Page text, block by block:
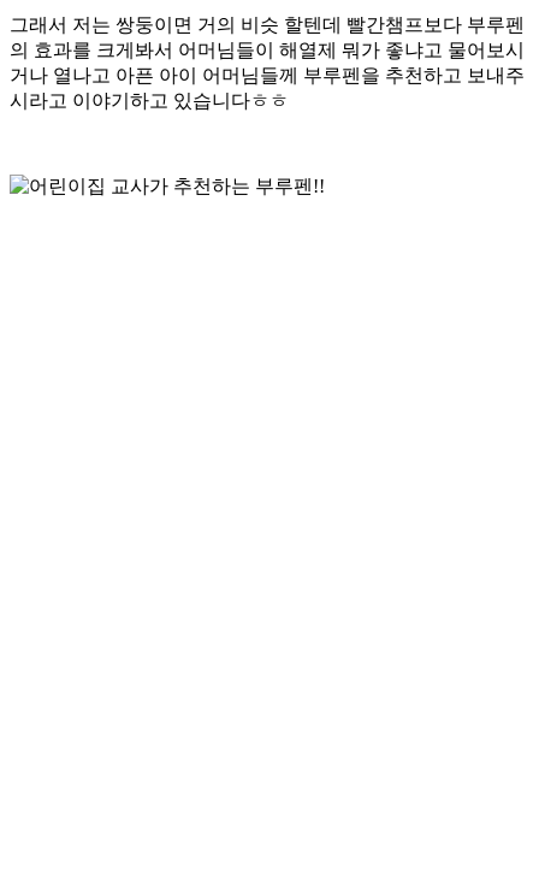
그래서 저는 쌍둥이면 거의 비슷 할텐데 빨간챔프보다 부루펜
의 효과를 크게봐서 어머님들이 해열제 뭐가 좋냐고 물어보시
거나 열나고 아픈 아이 어머님들께 부루펜을 추천하고 보내주
시라고 이야기하고 있습니다ㅎㅎ